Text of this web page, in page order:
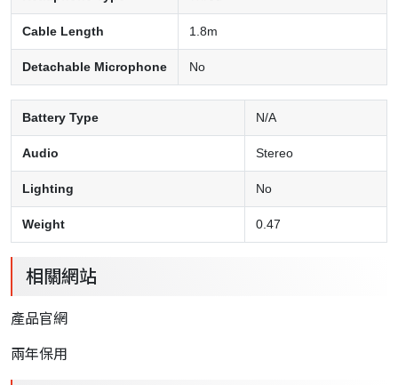
Cable Length 1.8m
Detachable Microphone No
Battery Type N/A
Audio Stereo
Lighting No
Weight 0.47
相關網站
產品官網
兩年保用